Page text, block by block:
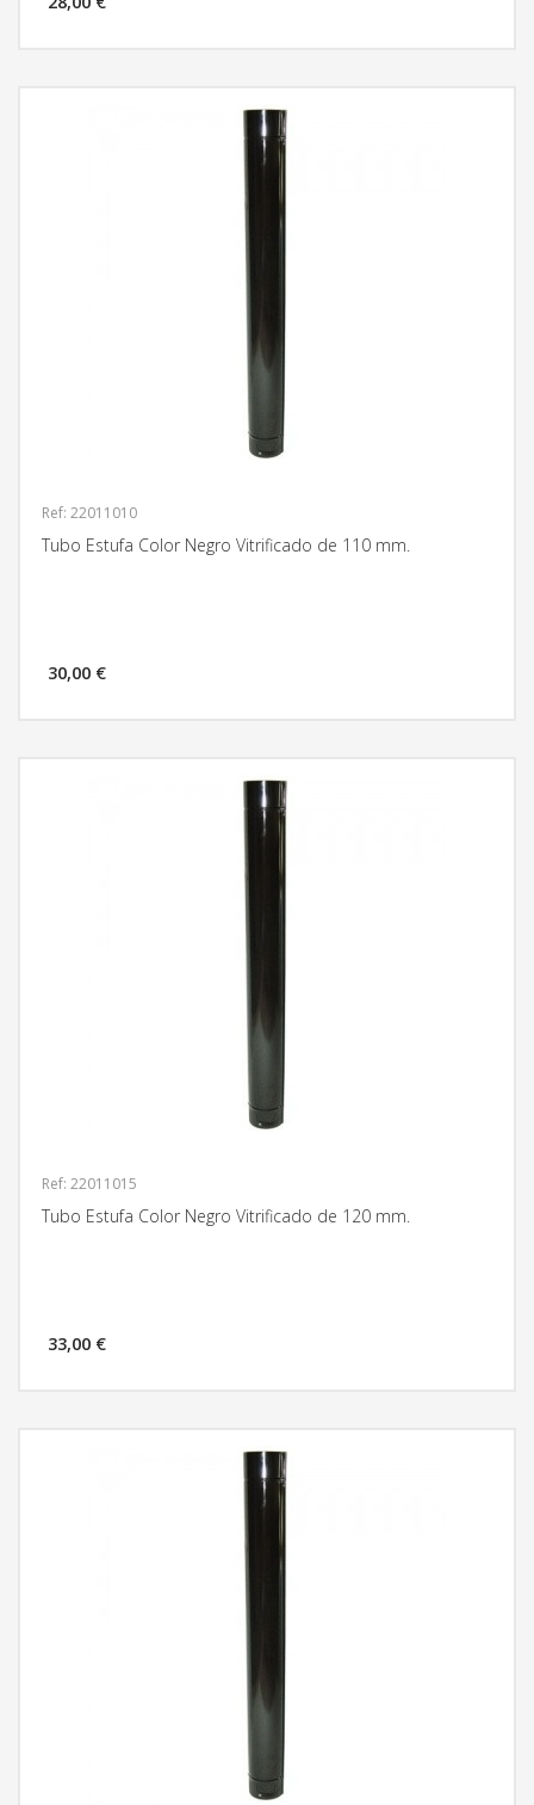
Ref: 22011010
Tubo Estufa Color Negro Vitrificado de 110 mm.
30,00 €
Ref: 22011015
Tubo Estufa Color Negro Vitrificado de 120 mm.
33,00 €